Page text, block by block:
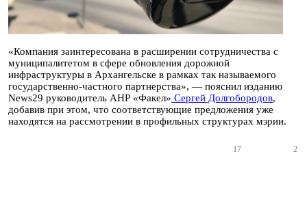
«Компания заинтересована в расширении сотрудничества с
муниципалитетом в сфере обновления дорожной
инфраструктуры в Архангельске в рамках так называемого
государственно-частного партнерства», — пояснил изданию
News29 руководитель АНР «Факел» Сергей Долгобородов,
добавив при этом, что соответствующие предложения уже
находятся на рассмотрении в профильных структурах мэрии.
17 2